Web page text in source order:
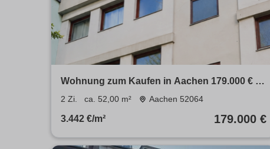
Wohnung zum Kaufen in Aachen 179.000 € 52
m²
2 Zi. ca. 52,00 m² Aachen 52064
3.442 €/m² 179.000 €